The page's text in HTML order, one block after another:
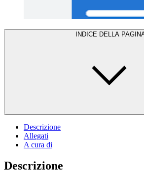
INDICE DELLA
Descrizione
Allegati
A cura di
Descrizione